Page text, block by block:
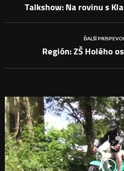
Talkshow: Na rovinu s
ĎALŠÍ
Región: ZŠ Holého